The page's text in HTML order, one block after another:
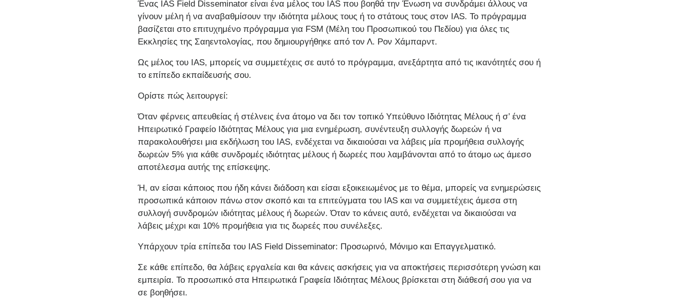
Ένας IAS Field Disseminator είναι ένα μέλος του IAS που βοηθά την Ένωση να συνδράμει άλλους να
γίνουν μέλη ή να αναβαθμίσουν την ιδιότητα μέλους τους ή το στάτους τους στον IAS. Το πρόγραμμα
βασίζεται στo επιτυχημένο πρόγραμμα για FSM (Μέλη του Προσωπικού του Πεδίου) για όλες τις
Εκκλησίες της Σαηεντολογίας, που δημιουργήθηκε από τον Λ. Ρον Χάμπαρντ.
Ως μέλος του IAS, μπορείς να συμμετέχεις σε αυτό το πρόγραμμα, ανεξάρτητα από τις ικανότητές σου ή
το επίπεδο εκπαίδευσής σου.
Ορίστε πώς λειτουργεί:
Όταν φέρνεις απευθείας ή στέλνεις ένα άτομο να δει τον τοπικό Υπεύθυνο Ιδιότητας Μέλους ή σ’ ένα
Ηπειρωτικό Γραφείο Ιδιότητας Μέλους για μια ενημέρωση, συνέντευξη συλλογής δωρεών ή να
παρακολουθήσει μια εκδήλωση του IAS, ενδέχεται να δικαιούσαι να λάβεις μία προμήθεια συλλογής
δωρεών 5% για κάθε συνδρομές ιδιότητας μέλους ή δωρεές που λαμβάνονται από το άτομο ως άμεσο
αποτέλεσμα αυτής της επίσκεψης.
Ή, αν είσαι κάποιος που ήδη κάνει διάδοση και είσαι εξοικειωμένος με το θέμα, μπορείς να ενημερώσεις
προσωπικά κάποιον πάνω στον σκοπό και τα επιτεύγματα του IAS και να συμμετέχεις άμεσα στη
συλλογή συνδρομών ιδιότητας μέλους ή δωρεών. Όταν το κάνεις αυτό, ενδέχεται να δικαιούσαι να
λάβεις μέχρι και 10% προμήθεια για τις δωρεές που συνέλεξες.
Υπάρχουν τρία επίπεδα του IAS Field Disseminator: Προσωρινό, Μόνιμο και Επαγγελματικό.
Σε κάθε επίπεδο, θα λάβεις εργαλεία και θα κάνεις ασκήσεις για να αποκτήσεις περισσότερη γνώση και
εμπειρία. Το προσωπικό στα Ηπειρωτικά Γραφεία Ιδιότητας Μέλους βρίσκεται στη διάθεσή σου για να
σε βοηθήσει.